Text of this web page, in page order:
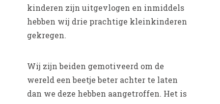
kinderen zijn uitgevlogen en inmiddels
hebben wij drie prachtige kleinkinderen
gekregen.
Wij zijn beiden gemotiveerd om de
wereld een beetje beter achter te laten
dan we deze hebben aangetroffen. Het is